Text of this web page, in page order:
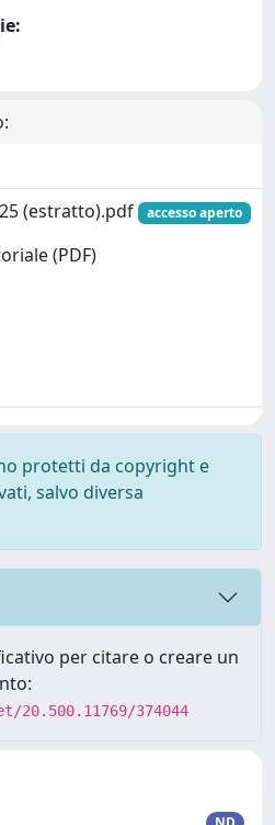
(estratto).pdf
accesso aperto
(PDF)
protetti da copyright e
salvo diversa
per citare o creare un
374044